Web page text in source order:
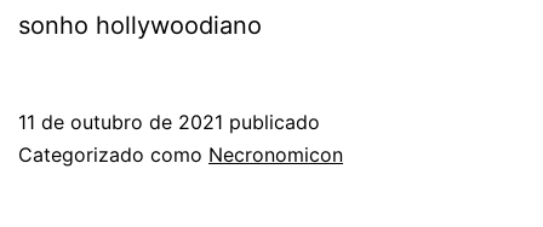
sonho hollywoodiano
11 de outubro de 2021 publicado
Categorizado como Necronomicon